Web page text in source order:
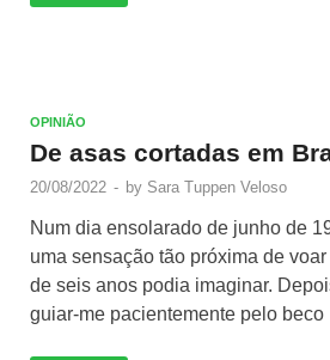
OPINIÃO
De asas cortadas em
20/08/2022 - by Sara Tuppen Veloso
Num dia ensolarado de junho de
uma sensação tão próxima de
de seis anos podia imaginar.
guiar-me pacientemente pelo